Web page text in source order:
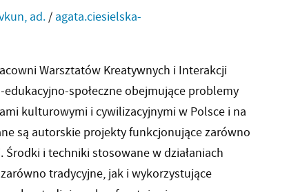
ad. / agata.ciesielska-
Warsztatów Kreatywnych i Interakcji
społeczne obejmujące problemy
kulturowymi i cywilizacyjnymi w Polsce i na
są autorskie projekty funkcjonujące zarówno
i techniki stosowane w działaniach
tradycyjne, jak i wykorzystujące